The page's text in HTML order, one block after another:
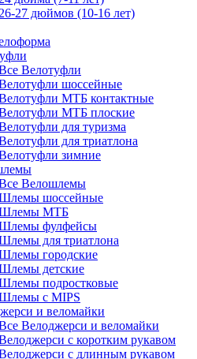
26-27 дюймов (10-16 лет)
Велотуфли
шоссейные
МТБ контактные
МТБ плоские
для туризма
для триатлона
зимние
Велошлемы
шоссейные
МТБ
фулфейсы
для триатлона
городские
детские
подростковые
с MIPS
и веломайки
Велоджерси и веломайки
с коротким рукавом
с длинным рукавом